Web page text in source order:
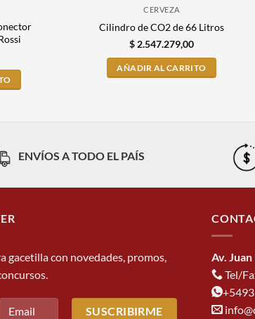
CERVEZA
Cilindro de CO2 de 66 Litros
$2.547.279,00
AÑADIR AL CARRITO
ENVÍOS A TODO EL PAÍS
gacetilla con novedades, promos,
Av.
Tel/